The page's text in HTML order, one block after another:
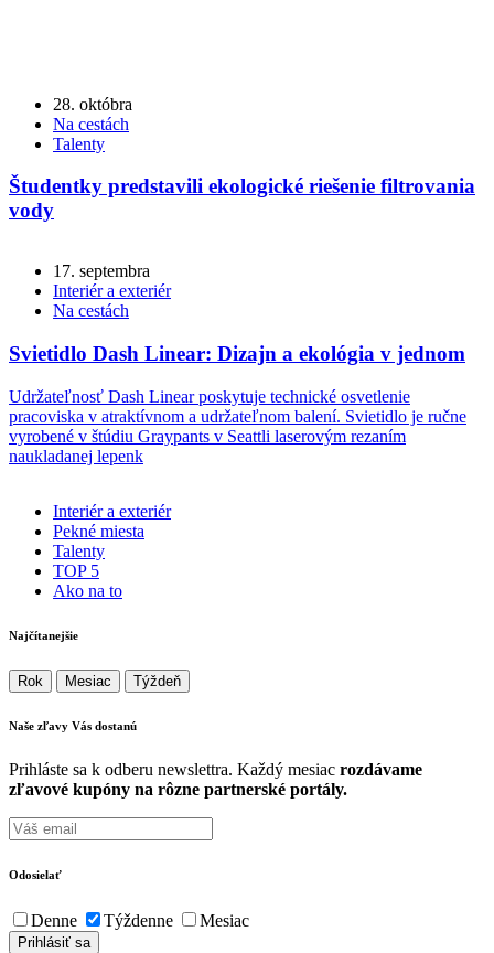
28. októbra
Na cestách
Talenty
Študentky predstavili ekologické riešenie filtrovania
vody
17. septembra
Interiér a exteriér
Na cestách
Svietidlo Dash Linear: Dizajn a ekológia v jednom
Udržateľnosť Dash Linear poskytuje technické osvetlenie
pracoviska v atraktívnom a udržateľnom balení. Svietidlo je ručne
vyrobené v štúdiu Graypants v Seattli laserovým rezaním
naukladanej lepenk
Interiér a exteriér
Pekné miesta
Talenty
TOP 5
Ako na to
Najčítanejšie
Rok Mesiac Týždeň
Naše zľavy Vás dostanú
Prihláste sa k odberu newslettra. Každý mesiac rozdávame
zľavové kupóny na rôzne partnerské portály.
Odosielať
Denne Týždenne Mesiac